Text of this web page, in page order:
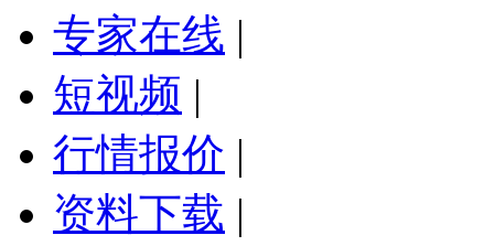
专家在线 |
短视频 |
行情报价 |
资料下载 |